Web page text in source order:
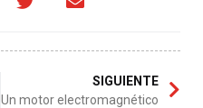
SIGUIENTE
Un motor electromagnético